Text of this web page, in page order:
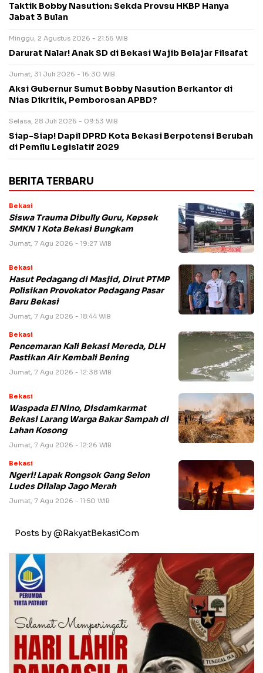
Taktik Bobby Nasution: Sekda Provsu HKBP Hanya
Jabat 3 Bulan
Minggu, 2 Agustus 2026 - 21:56 WIB
Darurat Nalar! Anak SD di Bekasi Wajib Belajar Filsafat
Jumat, 31 Juli 2026 - 16:30 WIB
Aksi Gubernur Sumut Bobby Nasution Berkantor di
Nias Dikritik, Pemborosan APBD?
Selasa, 28 Juli 2026 - 09:53 WIB
Siap-Siap! Dapil DPRD Kota Bekasi Berpotensi Berubah
di Pemilu Legislatif 2029
BERITA TERBARU
Bekasi
Siswa Trauma Dibully Guru, Kepsek
SMKN 1 Kota Bekasi Bungkam
Jumat, 7 Agu 2026 - 19:27 WIB
Bekasi
Hasut Pedagang di Masjid, Dirut PTMP
Polisikan Provokator Pedagang Pasar
Baru Bekasi
Jumat, 7 Agu 2026 - 18:44 WIB
Bekasi
Pencemaran Kali Bekasi Mereda, DLH
Pastikan Air Kembali Bening
Jumat, 7 Agu 2026 - 12:38 WIB
Bekasi
Waspada El Nino, Disdamkarmat
Bekasi Larang Warga Bakar Sampah di
Lahan Kosong
Jumat, 7 Agu 2026 - 12:26 WIB
Bekasi
Ngeri! Lapak Rongsok Gang Selon
Ludes Dilalap Jago Merah
Jumat, 7 Agu 2026 - 11:50 WIB
Posts by @RakyatBekasiCom